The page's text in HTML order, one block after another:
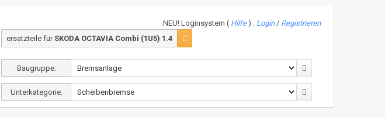
NEU! Loginsystem ( Hilfe) : Login/ Registrieren
ersatzteile für SKODA OCTAVIA Combi (1U5) 1.4
Baugruppe:
Unterkategorie: